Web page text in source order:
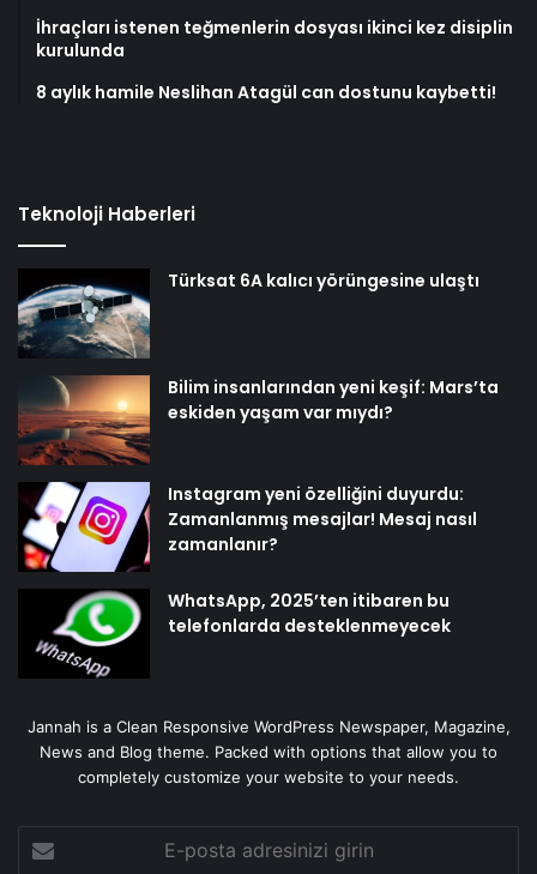
İhraçları istenen teğmenlerin dosyası ikinci kez disiplin
kurulunda
8 aylık hamile Neslihan Atagül can dostunu kaybetti!
Teknoloji Haberleri
Türksat 6A kalıcı yörüngesine ulaştı
Bilim insanlarından yeni keşif: Mars’ta
eskiden yaşam var mıydı?
Instagram yeni özelliğini duyurdu:
Zamanlanmış mesajlar! Mesaj nasıl
zamanlanır?
WhatsApp, 2025’ten itibaren bu
telefonlarda desteklenmeyecek
Jannah is a Clean Responsive WordPress Newspaper, Magazine,
News and Blog theme. Packed with options that allow you to
completely customize your website to your needs.
posta